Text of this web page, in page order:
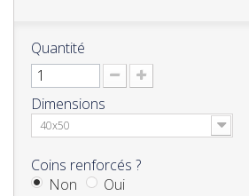
Quantité
Dimensions
40x50
Coins renforcés ?
Non
Oui